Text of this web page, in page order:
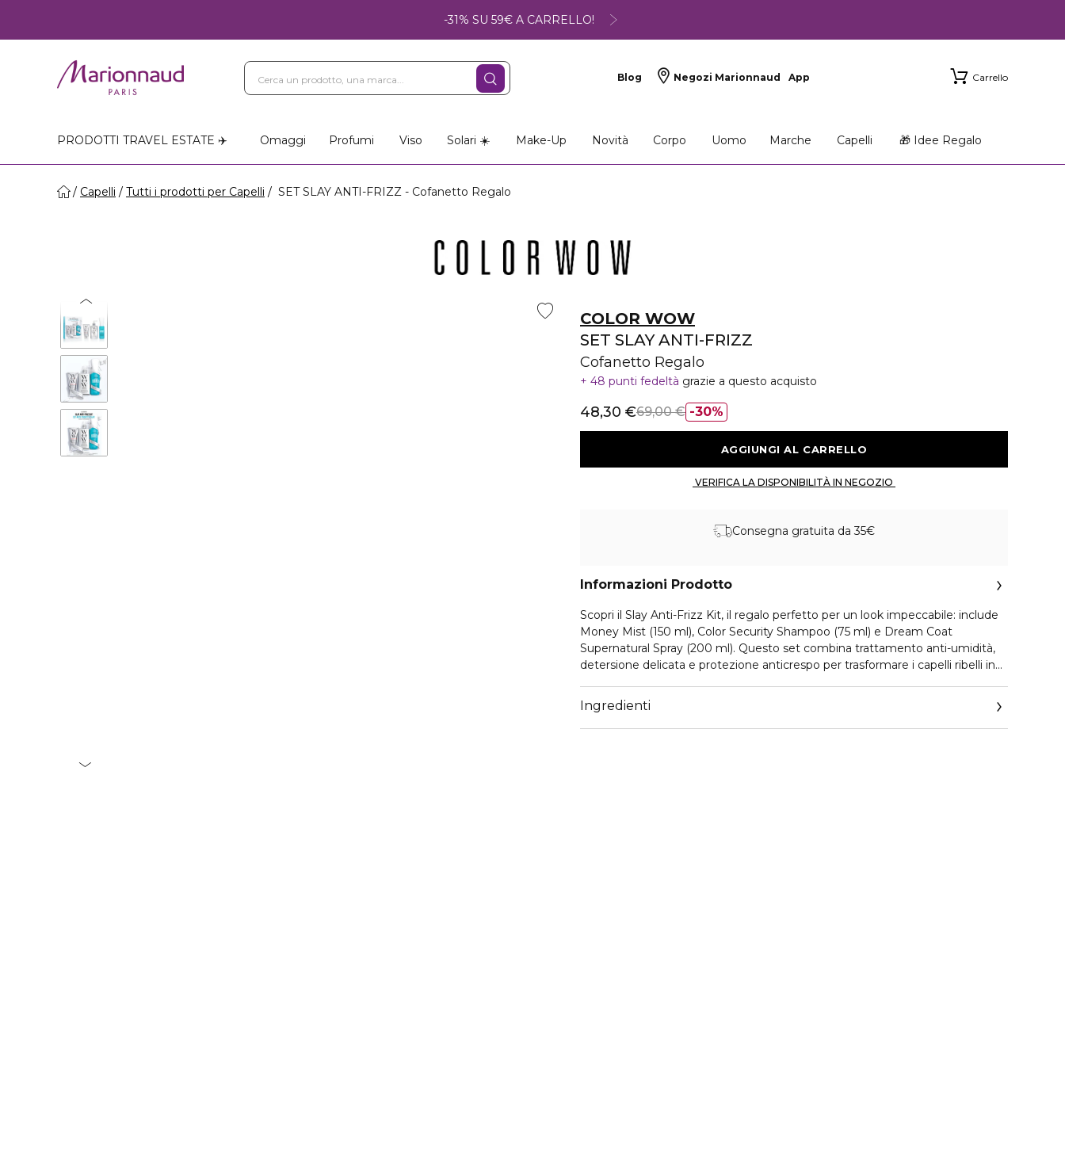
-31% SU 59€ A CARRELLO!
Blog Negozi Marionnaud App Carrello
PRODOTTI TRAVEL ESTATE ✈️ Omaggi Profumi Viso Solari ☀️ Make-Up Novità Corpo Uomo Marche Capelli 🎁 Idee Regalo
Capelli Tutti i prodotti per Capelli SET SLAY ANTI-FRIZZ - Cofanetto Regalo
COLOR WOW
SET SLAY ANTI-FRIZZ
Cofanetto Regalo
48 punti fedeltà grazie a questo acquisto
30%
48,30 €69,00 €
Consegna gratuita da 35€
Informazioni Prodotto
Scopri il Slay Anti-Frizz Kit, il regalo perfetto per un look impeccabile: include
Money Mist (150 ml), Color Security Shampoo (75 ml) e Dream Coat
Supernatural Spray (200 ml). Questo set combina trattamento anti-umidità,
detersione delicata e protezione anticrespo per trasformare i capelli ribelli in
Ingredienti